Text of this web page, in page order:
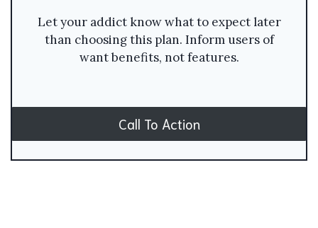
Let your addict know what to expect later
than choosing this plan. Inform users of
want benefits, not features.
Call To Action